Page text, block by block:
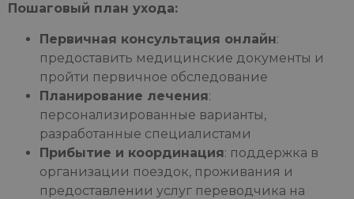
Пошаговый план ухода:
Первичная консультация онлайн:
предоставить медицинские документы и
пройти первичное обследование
Планирование лечения:
персонализированные варианты,
разработанные специалистами
Прибытие и координация: поддержка в
организации поездок, проживания и
предоставлении услуг переводчика на